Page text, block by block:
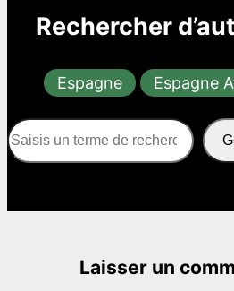
Rechercher
Espagne Espagne
S
e
r
Laisser un